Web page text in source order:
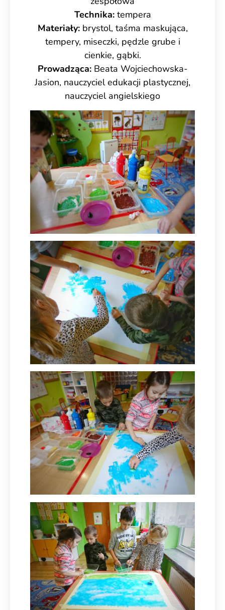
Technika:tempera
Materiały:brystol, taśma maskująca,
tempery, miseczki, pędzle grube i
cienkie, gąbki.
Prowadząca:Beata Wojciechowska-
Jasion, nauczyciel edukacji plastycznej,
nauczyciel angielskiego